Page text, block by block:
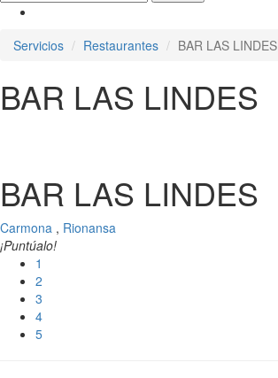
Servicios Restaurantes BAR LAS LINDES
BAR LAS LINDES
BAR LAS LINDES
Carmona , Rionansa
¡Puntúalo!
1
2
3
4
5